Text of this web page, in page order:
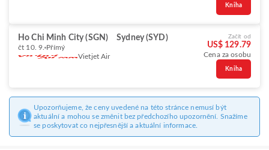
Kniha
Ho Chi Minh City (SGN) Sydney (SYD)
čt 10. 9. Přímý
Vietjet Air
Začít od
US$ 129.79
Cena za osobu
Kniha
Upozorňujeme, že ceny uvedené na této stránce nemusí být
aktuální a mohou se změnit bez předchozího upozornění. Snažíme
se poskytovat co nejpřesnější a aktuální informace.